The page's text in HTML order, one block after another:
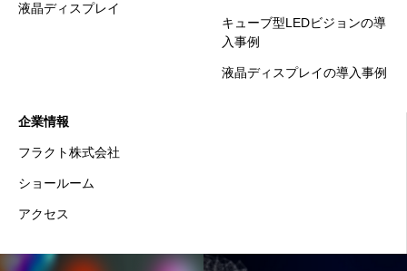
液晶ディスプレイ
キューブ型LEDビジョンの導
入事例
液晶ディスプレイの導入事例
企業情報
フラクト株式会社
ショールーム
アクセス